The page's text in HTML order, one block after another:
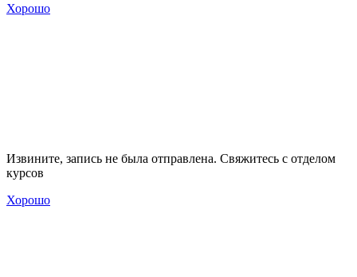
Хорошо
Извините, запись не была отправлена. Свяжитесь с отделом
курсов
Хорошо